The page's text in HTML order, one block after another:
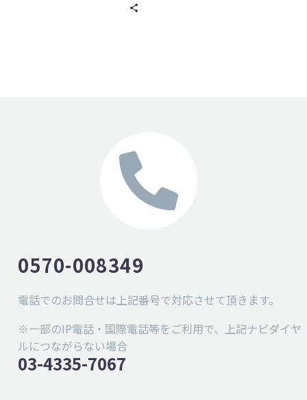
ドバンス株式会社」に変
0570-008349
電話でのお問合せは上記番号で対応させて頂きます。
※一部のIP電話・国際電話等をご利用で、上記ナビダイヤ
ルにつながらない場合
03-4335-7067